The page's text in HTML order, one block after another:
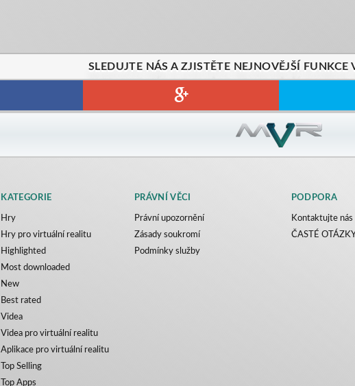
SLEDUJTE NÁS A ZJISTĚTE NEJNOVĚJŠÍ FUNKCE
KATEGORIE
Hry
Hry pro virtuální realitu
Highlighted
Most downloaded
New
Best rated
Videa
Videa pro virtuální realitu
Aplikace pro virtuální realitu
Top Selling
Top Apps
PRÁVNÍ VĚCI
Právní upozornění
Zásady soukromí
Podmínky služby
PODPORA
Kontaktujte nás
ČASTÉ OTÁZKY